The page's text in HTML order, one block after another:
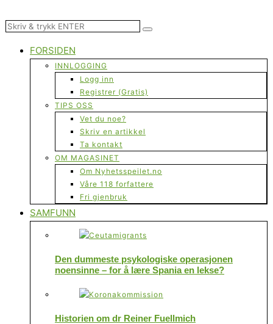
FORSIDEN
INNLOGGING
Logg inn
Registrer (Gratis)
TIPS OSS
Vet du noe?
Skriv en artikkel
Ta kontakt
OM MAGASINET
Om Nyhetsspeilet.no
Våre 118 forfattere
Fri gjenbruk
SAMFUNN
Den dummeste psykologiske operasjonen
noensinne – for å lære Spania en lekse?
Historien om dr Reiner Fuellmich